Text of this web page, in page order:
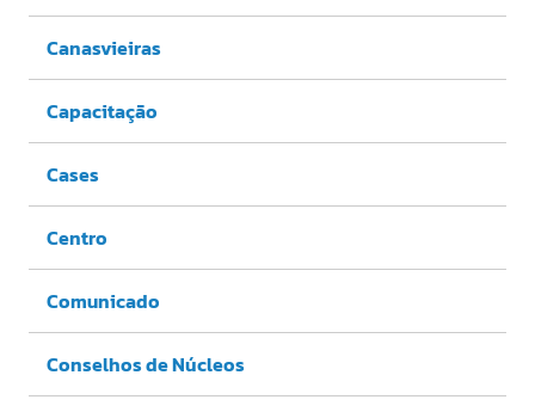
Canasvieiras
Capacitação
Cases
Centro
Comunicado
Conselhos de Núcleos